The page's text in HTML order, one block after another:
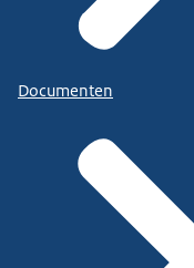
Documenten